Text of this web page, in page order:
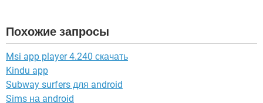
Похожие запросы
Msi app player 4.240 скачать
Kindu app
Subway surfers для android
Sims на android